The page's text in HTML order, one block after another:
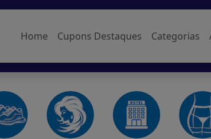
Home Cupons Destaques Categorias